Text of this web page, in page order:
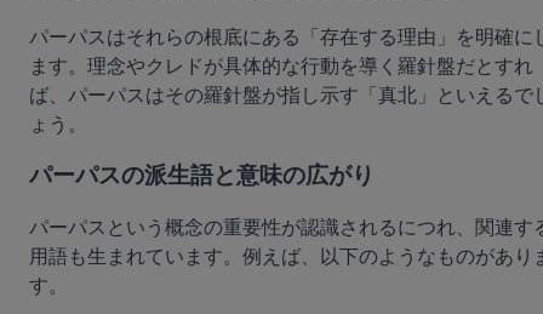
パーパスはそれらの根底にある「存在する理由」を明確に
ます。理念やクレドが具体的な行動を導く羅針盤だとすれ
ば、パーパスはその羅針盤が指し示す「真北」といえるで
ょう。
パーパスの派生語と意味の広がり
パーパスという概念の重要性が認識されるにつれ、関連す
用語も生まれています。例えば、以下のようなものがあり
す。